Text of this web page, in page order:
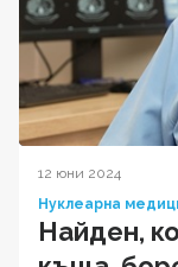
12 юни 2024
Нуклеарна
Найден,